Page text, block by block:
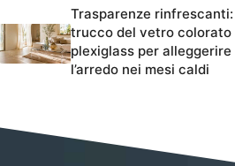
Trasparenze
trucco del vetro colorato
plexiglass per alleggerire
l’arredo nei mesi caldi